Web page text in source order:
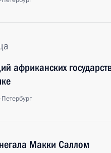
африканских
Макки Саллом